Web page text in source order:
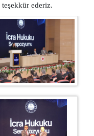
Çalışma
ederiz.